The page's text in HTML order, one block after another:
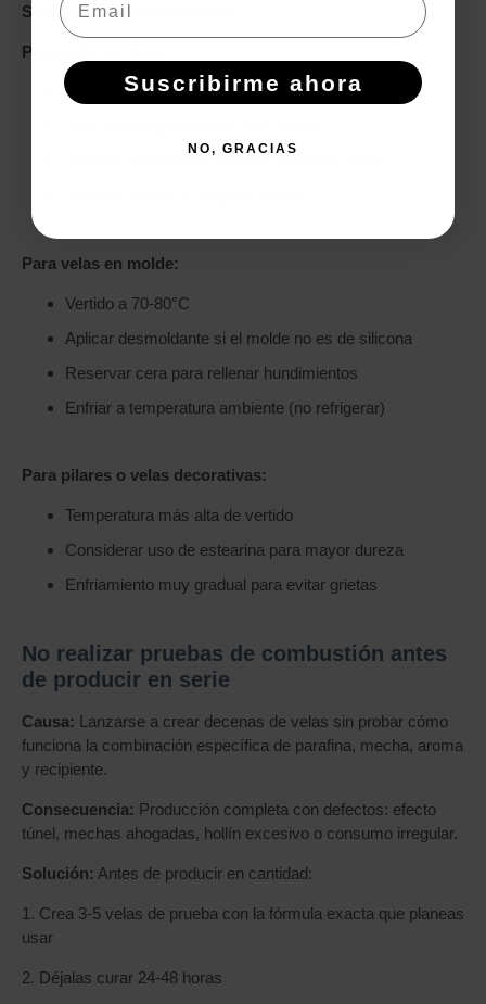
Solución específica por tipo:
Para velas en tarro:
Vertido a 55-65°C
Permitir enfriamiento lento sin perturbaciones
Para velas en molde:
Vertido a 70-80°C
Aplicar desmoldante si el molde no es de silicona
Reservar cera para rellenar hundimientos
Enfriar a temperatura ambiente (no refrigerar)
Para pilares o velas decorativas:
Temperatura más alta de vertido
Considerar uso de estearina para mayor dureza
Enfriamiento muy gradual para evitar grietas
No realizar pruebas de combustión antes
de producir en serie
Causa: Lanzarse a crear decenas de velas sin probar cómo
funciona la combinación específica de parafina, mecha, aroma
y recipiente.
Consecuencia: Producción completa con defectos: efecto
túnel, mechas ahogadas, hollín excesivo o consumo irregular.
Solución: Antes de producir en cantidad:
1. Crea 3-5 velas de prueba con la fórmula exacta que planeas
usar
2. Déjalas curar 24-48 horas
Suscribirme ahora
NO, GRACIAS